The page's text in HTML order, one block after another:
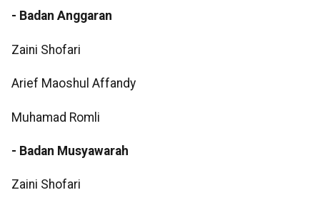
- Badan Anggaran
Zaini Shofari
Arief Maoshul Affandy
Muhamad Romli
- Badan Musyawarah
Zaini Shofari